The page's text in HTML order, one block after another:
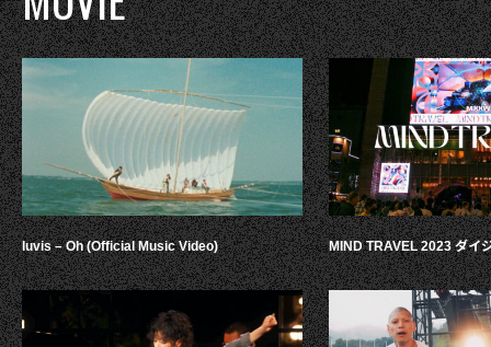
luvis – Oh (Official Music Video) MIND TRAVEL 2023 ダイ